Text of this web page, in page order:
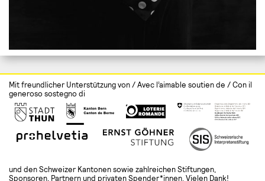
Mit freundlicher Unterstützung von / Avec l’aimable soutien de / Con il
generoso sostegno di
und den Schweizer Kantonen sowie zahlreichen Stiftungen,
Sponsoren, Partnern und privaten Spender*innen. Vielen Dank!